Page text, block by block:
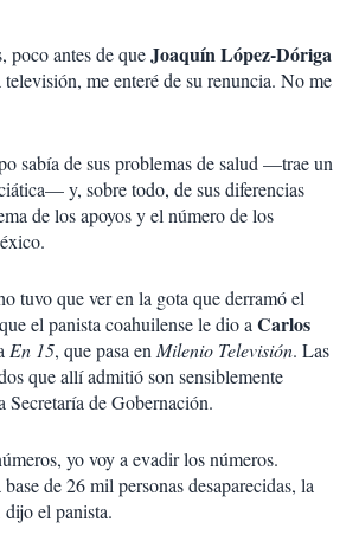
poco antes de queJoaquín López-Dóriga
me enteré de su renuncia. No me
sabía de sus problemas de salud —trae un
y, sobre todo, de sus diferencias
de los apoyos y el número de los
tuvo que ver en la gota que derramó el
el panista coahuilense le dio a Carlos
En 15, que pasa en Milenio Televisión. Las
que allí admitió son sensiblemente
Secretaría de Gobernación.
yo voy a evadir los números.
de 26 mil personas desaparecidas, la
el panista.